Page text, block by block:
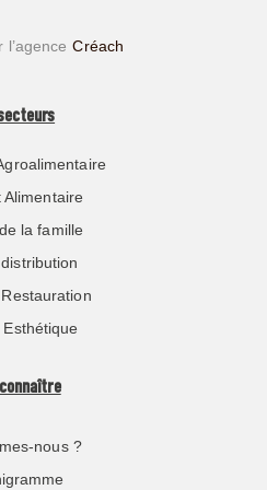
l’agence Créach
Alimentaire
la famille
nous ?